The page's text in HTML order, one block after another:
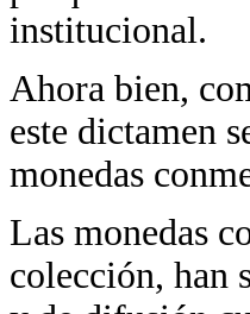
institucional.
Ahora bien,
este dictamen
monedas
Las monedas
colección, han